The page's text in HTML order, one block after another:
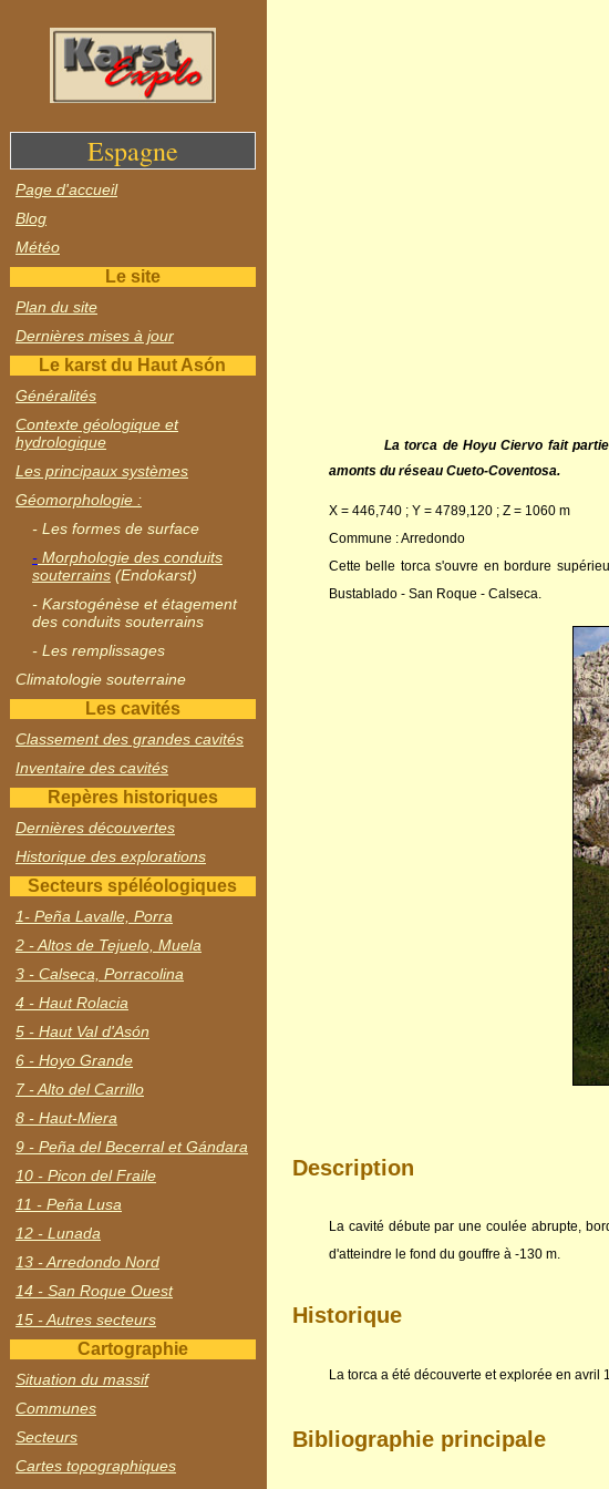
Espagne
Page d'accueil
Blog
Météo
Le site
Plan du site
Dernières mises à jour
Le karst du Haut Asón
Généralités
Contexte géologique et
hydrologique
Les principaux systèmes
Géomorphologie :
- Les formes de surface
- Morphologie des conduits
souterrains (Endokarst)
- Karstogénèse et étagement
des conduits souterrains
- Les remplissages
Climatologie souterraine
Les cavités
Classement des grandes cavités
Inventaire des cavités
Repères historiques
Dernières découvertes
Historique des explorations
Secteurs spéléologiques
1- Peña Lavalle, Porra
2 - Altos de Tejuelo, Muela
3 - Calseca, Porracolina
4 - Haut Rolacia
5 - Haut Val d'Asón
6 - Hoyo Grande
7 - Alto del Carrillo
8 - Haut-Miera
9 - Peña del Becerral et Gándara
10 - Picon del Fraile
11 - Peña Lusa
12 - Lunada
13 - Arredondo Nord
14 - San Roque Ouest
15 - Autres secteurs
Cartographie
Situation du massif
Communes
Secteurs
Cartes topographiques
La torca de Hoyu Ciervo fait
amonts du réseau Cueto-Coventosa.
X = 446,740 ; Y = 4789,120 ; Z = 1060 m
Commune : Arredondo
Cette belle torca s'ouvre en bordure
Bustablado - San Roque - Calseca.
Description
La cavité débute par une coulée abrupte,
d'atteindre le fond du gouffre à -130 m.
Historique
La torca a été découverte et explorée en avril
Bibliographie principale